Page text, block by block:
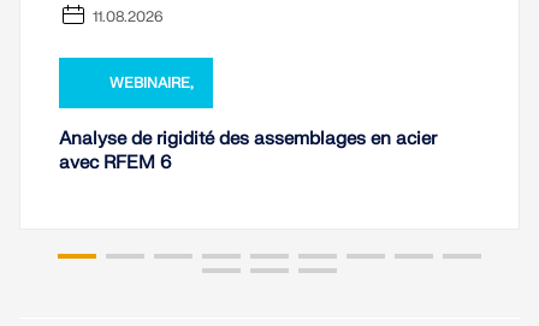
11.08.2026
WEBINAIRE,
Analyse de rigidité des assemblages en acier
avec RFEM 6